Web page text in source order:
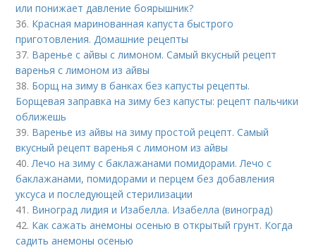
или понижает давление боярышник?
36. Красная маринованная капуста быстрого
приготовления. Домашние рецепты
37. Варенье с айвы с лимоном. Самый вкусный рецепт
варенья с лимоном из айвы
38. Борщ на зиму в банках без капусты рецепты.
Борщевая заправка на зиму без капусты: рецепт пальчики
оближешь
39. Варенье из айвы на зиму простой рецепт. Самый
вкусный рецепт варенья с лимоном из айвы
40.Лечо на зиму с баклажанами помидорами. Лечо с
баклажанами, помидорами и перцем без добавления
уксуса и последующей стерилизации
41. Виноград лидия и Изабелла. Изабелла (виноград)
42. Как сажать анемоны осенью в открытый грунт. Когда
садить анемоны осенью